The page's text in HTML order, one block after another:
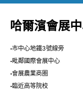
哈爾濱會展
市中心地鐵3號線旁
毗鄰國際會展中心
會展農業商圈
臨近高等院校